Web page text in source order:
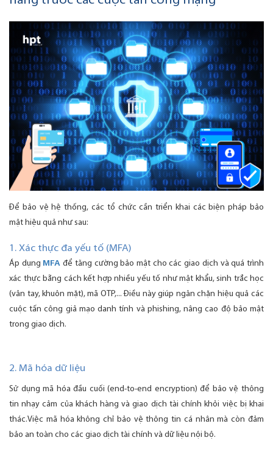
Để bảo vệ hệ thống, các tổ chức cần triển khai các biện pháp bảo
mật hiệu quả như sau:
1. Xác thực đa yếu tố (MFA)
Áp dụng MFA để tăng cường bảo mật cho các giao dịch và quá trình
xác thực bằng cách kết hợp nhiều yếu tố như mật khẩu, sinh trắc học
(vân tay, khuôn mặt), mã OTP,... Điều này giúp ngăn chặn hiệu quả các
cuộc tấn công giả mạo danh tính và phishing, nâng cao độ bảo mật
trong giao dịch.
2. Mã hóa dữ liệu
Sử dụng mã hóa đầu cuối (end-to-end encryption) để bảo vệ thông
tin nhạy cảm của khách hàng và giao dịch tài chính khỏi việc bị khai
thác.Việc mã hóa không chỉ bảo vệ thông tin cá nhân mà còn đảm
bảo an toàn cho các giao dịch tài chính và dữ liệu nội bộ.